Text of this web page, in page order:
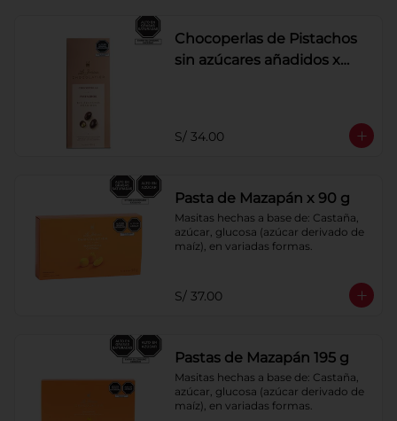
Chocoperlas de Pistachos
sin azúcares añadidos x
S/ 34.00
Pasta de Mazapán x 90 g
Masitas hechas a base de: Castaña,
azúcar, glucosa (azúcar derivado de
maíz), en variadas formas.
S/ 37.00
Pastas de Mazapán 195 g
Masitas hechas a base de: Castaña,
azúcar, glucosa (azúcar derivado de
maíz), en variadas formas.